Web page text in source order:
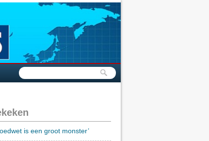
is een groot monster’